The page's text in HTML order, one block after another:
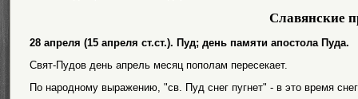
Славянские
28 апреля (15 апреля ст.ст.). Пуд; день памяти апостола Пуда.
Свят-Пудов день апрель месяц пополам пересекает.
По народному выражению, "св. Пуд снег пугнет" - в это время